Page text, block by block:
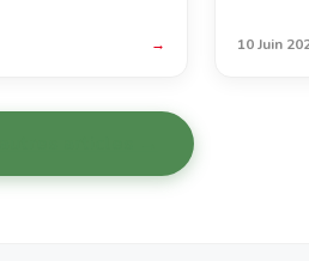
→ 10 Juin